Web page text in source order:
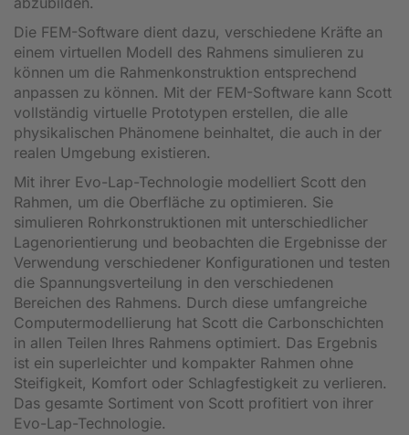
Die FEM-Software dient dazu, verschiedene Kräfte an
einem virtuellen Modell des Rahmens simulieren zu
können um die Rahmenkonstruktion entsprechend
anpassen zu können. Mit der FEM-Software kann Scott
vollständig virtuelle Prototypen erstellen, die alle
physikalischen Phänomene beinhaltet, die auch in der
realen Umgebung existieren.
Mit ihrer Evo-Lap-Technologie modelliert Scott den
Rahmen, um die Oberfläche zu optimieren. Sie
simulieren Rohrkonstruktionen mit unterschiedlicher
Lagenorientierung und beobachten die Ergebnisse der
Verwendung verschiedener Konfigurationen und testen
die Spannungsverteilung in den verschiedenen
Bereichen des Rahmens. Durch diese umfangreiche
Computermodellierung hat Scott die Carbonschichten
in allen Teilen Ihres Rahmens optimiert. Das Ergebnis
ist ein superleichter und kompakter Rahmen ohne
Steifigkeit, Komfort oder Schlagfestigkeit zu verlieren.
Das gesamte Sortiment von Scott profitiert von ihrer
Evo-Lap-Technologie.